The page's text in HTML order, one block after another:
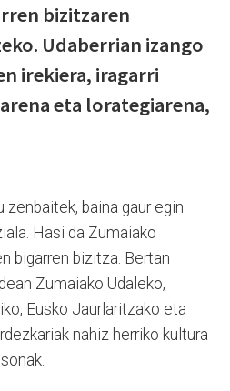
bizitzaren
Udaberrian izango
irekiera, iragarri
eta lorategiarena,
zenbaitek, baina gaur egin
Hasi da Zumaiako
bigarren bizitza. Bertan
Zumaiako Udaleko,
Eusko Jaurlaritzako eta
nahiz herriko kultura